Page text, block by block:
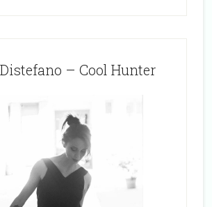
– Cool Hunter